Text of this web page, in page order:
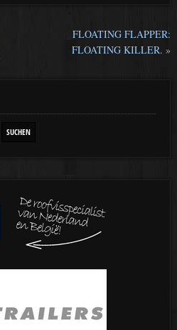
FLOATING FLAPPER:
FLOATING KILLER. »